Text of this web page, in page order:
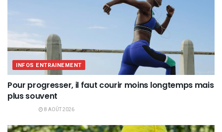
INFOS ENTRAINEMENT
Pour progresser, il faut courir moins longtemps mais
plus souvent
8 AOÛT 2026